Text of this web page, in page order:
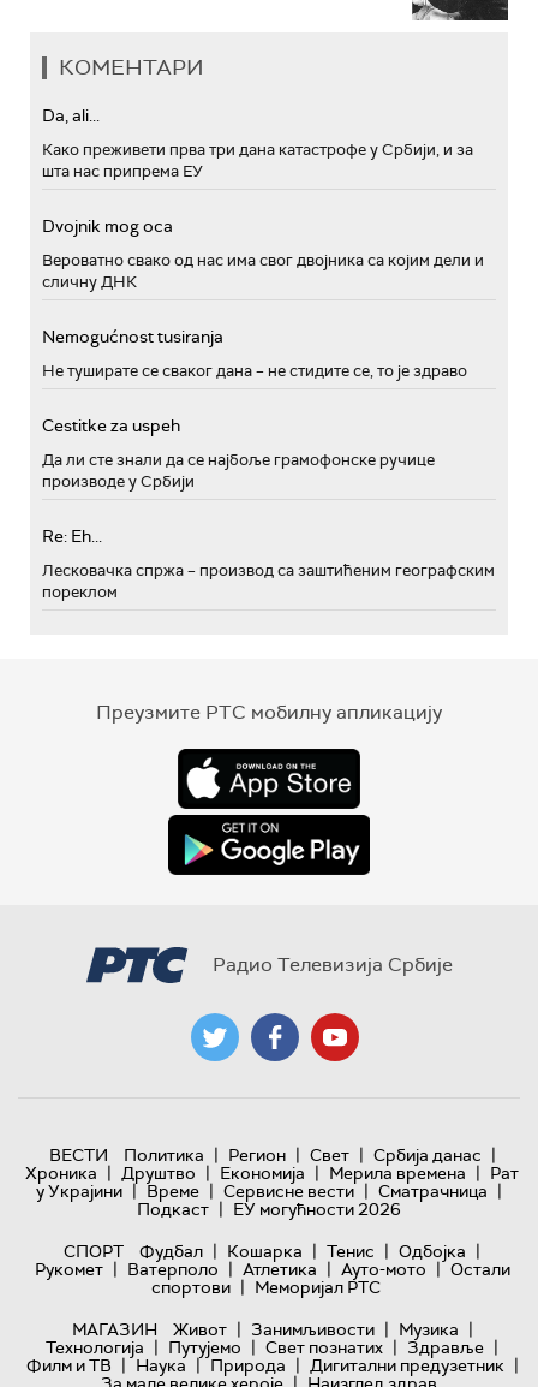
КОМЕНТАРИ
Da, ali...
Како преживети прва три дана катастрофе у Србији, и за
шта нас припрема ЕУ
Dvojnik mog oca
Вероватно свако од нас има свог двојника са којим дели и
сличну ДНК
Nemogućnost tusiranja
Не туширате се сваког дана – не стидите се, то је здраво
Cestitke za uspeh
Да ли сте знали да се најбоље грамофонске ручице
производе у Србији
Re: Eh...
Лесковачка спржа – производ са заштићеним географским
пореклом
Преузмите РТС мобилну апликацију
Радио Телевизија Србије
ВЕСТИ Политика | Регион | Свет | Србија данас |
Хроника | Друштво | Економија | Мерила времена | Рат
у Украјини | Време | Сервисне вести | Сматрачница |
Подкаст | ЕУ могућности 2026
СПОРТ
Фудбал | Кошарка | Тенис | Одбојка |
Рукомет | Ватерполо | Атлетика | Ауто-мото | Остали
спортови | Меморијал РТС
МАГАЗИН
Живот | Занимљивости | Музика |
Технологијa | Путујемо | Свет познатих | Здравље |
Филм и ТВ | Наука | Природа | Дигитални предузетник |